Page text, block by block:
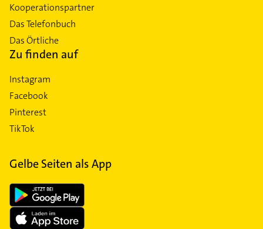
Kooperationspartner
Das Telefonbuch
Das Örtliche
Zu finden auf
Instagram
Facebook
Pinterest
TikTok
Gelbe Seiten als App